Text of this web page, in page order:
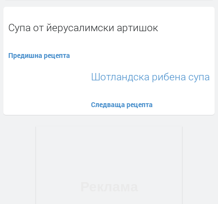
Супа от йерусалимски артишок
Предишна рецепта
Шотландска рибена супа
Следваща рецепта